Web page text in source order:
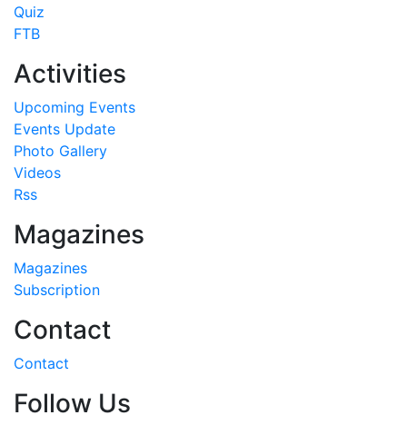
Quiz
FTB
Activities
Upcoming Events
Events Update
Photo Gallery
Videos
Rss
Magazines
Magazines
Subscription
Contact
Contact
Follow Us